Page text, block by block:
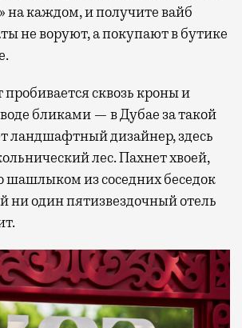
на каждом, и получите вайб
не воруют, а покупают в бутике
сквозь кроны и
бликами — в Дубае за такой
ландшафтный дизайнер, здесь
лес. Пахнет хвоей,
шашлыком из соседних беседок
ни один пятизвездочный отель